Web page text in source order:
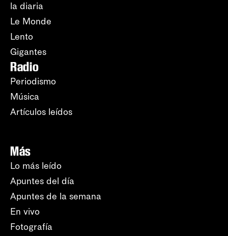
la diaria
Le Monde
Lento
Gigantes
Radio
Periodismo
Música
Artículos leídos
Más
Lo más leído
Apuntes del día
Apuntes de la semana
En vivo
Fotografía